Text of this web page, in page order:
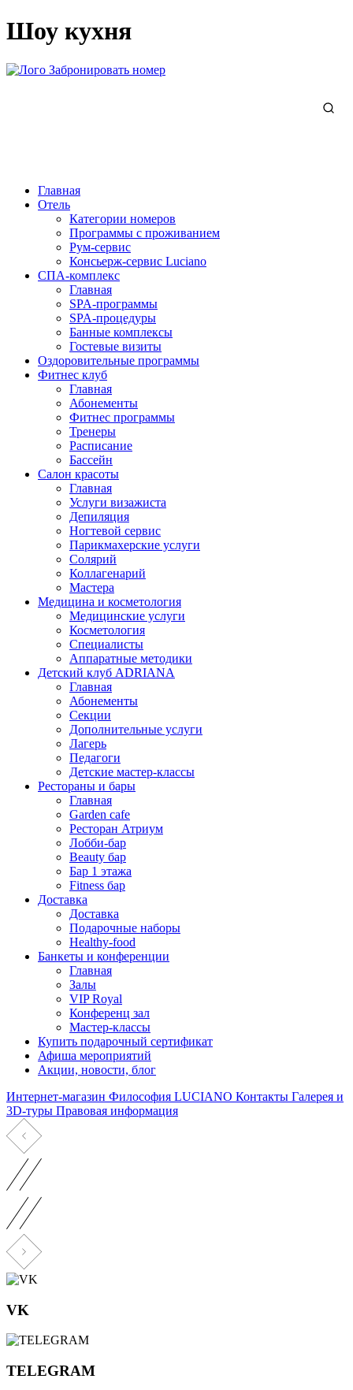
Шоу кухня
Забронировать номер
Главная
Отель
Категории номеров
Программы с проживанием
Рум-сервис
Консьерж-сервис Luciano
СПА-комплекс
Главная
SPA-программы
SPA-процедуры
Банные комплексы
Гостевые визиты
Оздоровительные программы
Фитнес клуб
Главная
Абонементы
Фитнес программы
Тренеры
Расписание
Бассейн
Салон красоты
Главная
Услуги визажиста
Депиляция
Ногтевой сервис
Парикмахерские услуги
Солярий
Коллагенарий
Мастера
Медицина и косметология
Медицинские услуги
Косметология
Специалисты
Аппаратные методики
Детский клуб ADRIANA
Главная
Абонементы
Секции
Дополнительные услуги
Лагерь
Педагоги
Детские мастер-классы
Рестораны и бары
Главная
Garden cafe
Ресторан Атриум
Лобби-бар
Beauty бар
Бар 1 этажа
Fitness бар
Доставка
Доставка
Подарочные наборы
Healthy-food
Банкеты и конференции
Главная
Залы
VIP Royal
Конференц зал
Мастер-классы
Купить подарочный сертификат
Афиша мероприятий
Акции, новости, блог
Интернет-магазин Философия LUCIANO Контакты Галерея и
3D-туры Правовая информация
VK
TELEGRAM